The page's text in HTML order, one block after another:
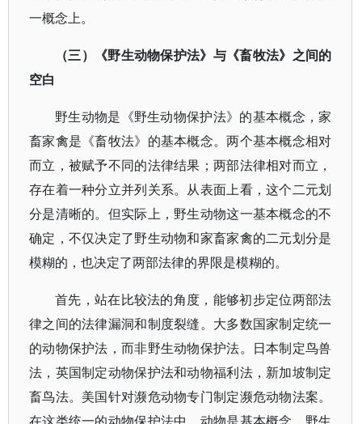
一概念上。
（三）《野生动物保护法》与《畜牧法》之间的
空白
野生动物是《野生动物保护法》的基本概念，家
畜家禽是《畜牧法》的基本概念。两个基本概念相对
而立，被赋予不同的法律结果；两部法律相对而立，
存在着一种分立并列关系。从表面上看，这个二元划
分是清晰的。但实际上，野生动物这一基本概念的不
确定，不仅决定了野生动物和家畜家禽的二元划分是
模糊的，也决定了两部法律的界限是模糊的。
首先，站在比较法的角度，能够初步定位两部法
律之间的法律漏洞和制度裂缝。大多数国家制定统一
的动物保护法，而非野生动物保护法。日本制定鸟兽
法，英国制定动物保护法和动物福利法，新加坡制定
畜鸟法。美国针对濒危动物专门制定濒危动物法案。
在这类统一的动物保护法中，动物是基本概念，野生